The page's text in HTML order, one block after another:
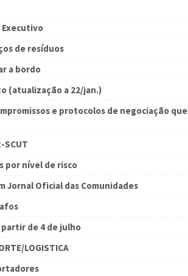
de resíduos
a bordo
(atualização a 22/jan.)
e protocolos de negociação que
por nível de risco
Jornal Oficial das Comunidades
de 4 de julho
LOGISTICA